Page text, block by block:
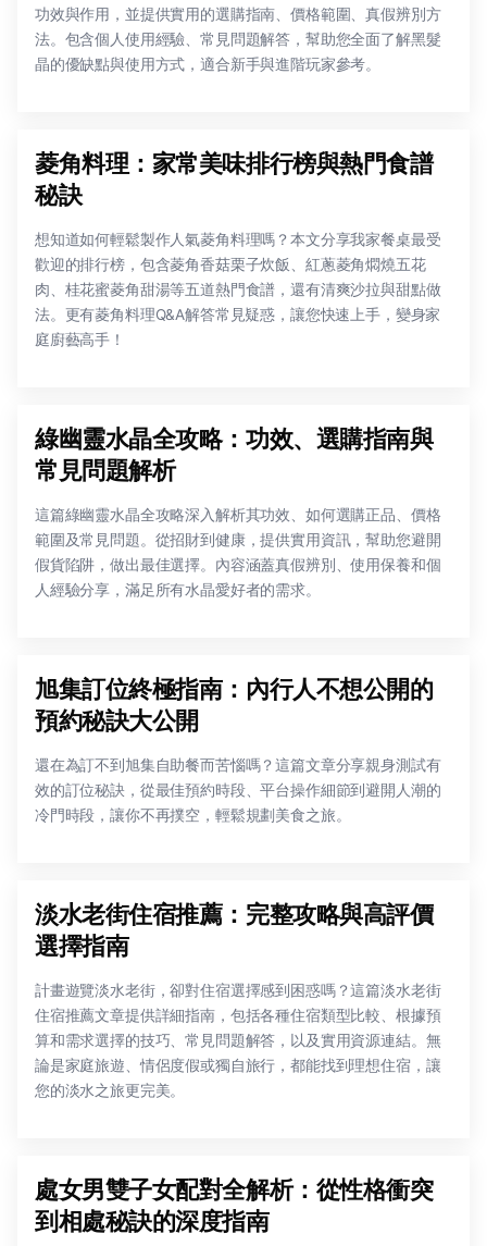
功效與作用，並提供實用的選購指南、價格範圍、真假辨別方
法。包含個人使用經驗、常見問題解答，幫助您全面了解黑髮
晶的優缺點與使用方式，適合新手與進階玩家參考。
菱角料理：家常美味排行榜與熱門食譜
秘訣
想知道如何輕鬆製作人氣菱角料理嗎？本文分享我家餐桌最受
歡迎的排行榜，包含菱角香菇栗子炊飯、紅蔥菱角燜燒五花
肉、桂花蜜菱角甜湯等五道熱門食譜，還有清爽沙拉與甜點做
法。更有菱角料理Q&A解答常見疑惑，讓您快速上手，變身家
庭廚藝高手！
綠幽靈水晶全攻略：功效、選購指南與
常見問題解析
這篇綠幽靈水晶全攻略深入解析其功效、如何選購正品、價格
範圍及常見問題。從招財到健康，提供實用資訊，幫助您避開
假貨陷阱，做出最佳選擇。內容涵蓋真假辨別、使用保養和個
人經驗分享，滿足所有水晶愛好者的需求。
旭集訂位終極指南：內行人不想公開的
預約秘訣大公開
還在為訂不到旭集自助餐而苦惱嗎？這篇文章分享親身測試有
效的訂位秘訣，從最佳預約時段、平台操作細節到避開人潮的
冷門時段，讓你不再撲空，輕鬆規劃美食之旅。
淡水老街住宿推薦：完整攻略與高評價
選擇指南
計畫遊覽淡水老街，卻對住宿選擇感到困惑嗎？這篇淡水老街
住宿推薦文章提供詳細指南，包括各種住宿類型比較、根據預
算和需求選擇的技巧、常見問題解答，以及實用資源連結。無
論是家庭旅遊、情侶度假或獨自旅行，都能找到理想住宿，讓
您的淡水之旅更完美。
處女男雙子女配對全解析：從性格衝突
到相處秘訣的深度指南